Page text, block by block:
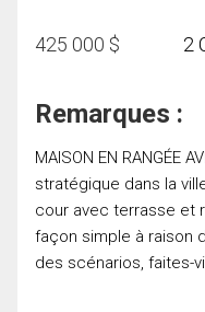
425 000 $ 2
Remarques :
MAISON EN RANGÉE
stratégique dans la
cour avec terrasse et
façon simple à raison
des scénarios, faites-